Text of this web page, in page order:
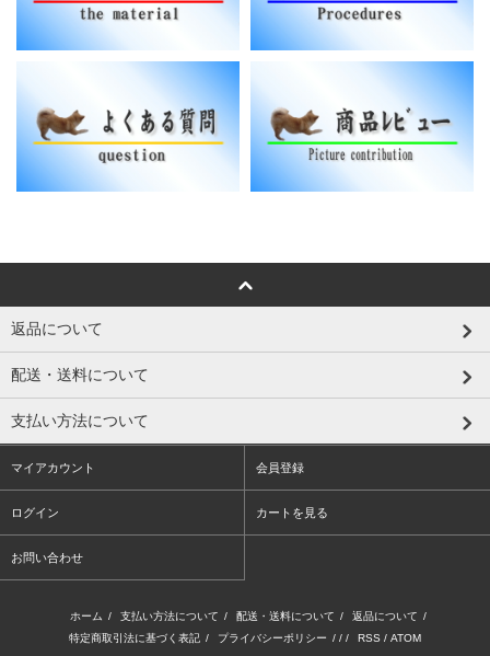
返品について
配送・送料について
支払い方法について
マイアカウント 会員登録
ログイン カートを見る
お問い合わせ
ホーム / 支払い方法について / 配送・送料について / 返品について /
特定商取引法に基づく表記 / プライバシーポリシー / / / RSS / ATOM